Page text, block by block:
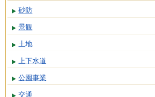
砂防
景観
土地
上下水道
公園事業
交通